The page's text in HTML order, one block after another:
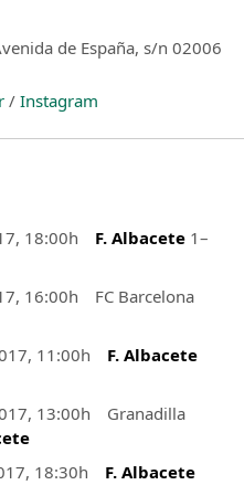
de España, s/n 02006
/Instagram
18:00h F. Albacete1–
16:00h FC Barcelona
11:00h F. Albacete
13:00h Granadilla
18:30h F. Albacete